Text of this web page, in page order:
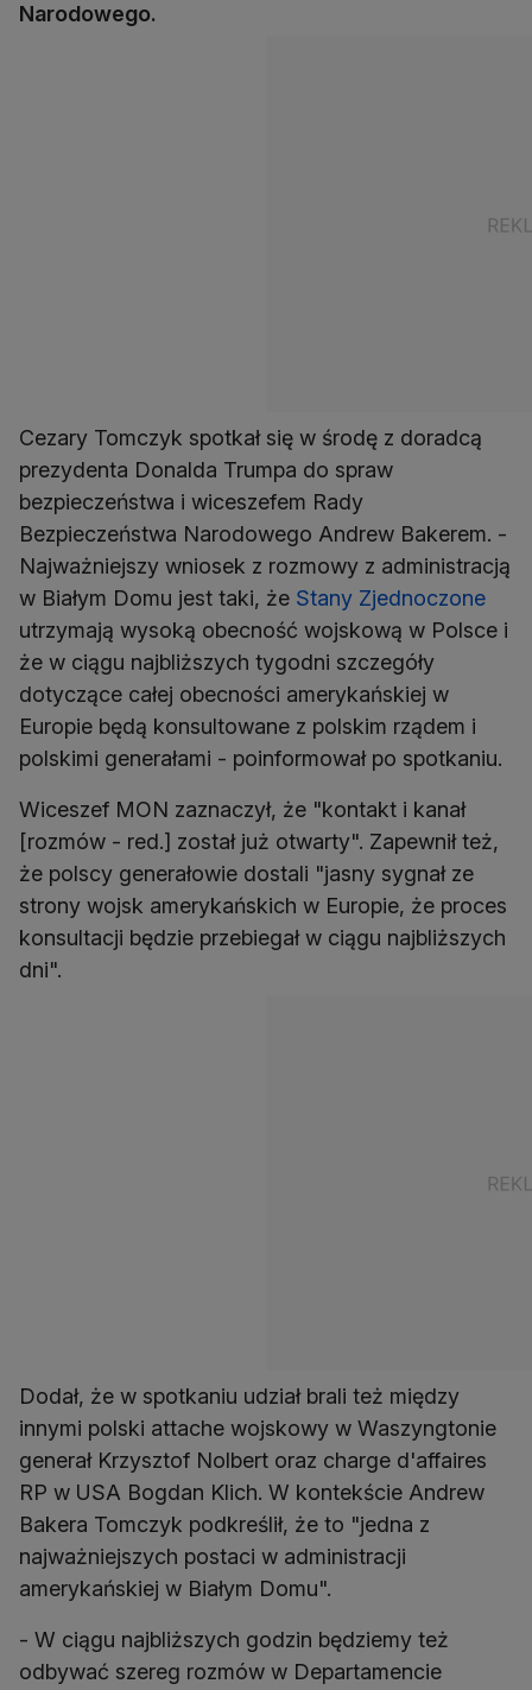
Narodowego.
Cezary Tomczyk spotkał się w środę z doradcą
prezydenta Donalda Trumpa do spraw
bezpieczeństwa i wiceszefem Rady
Bezpieczeństwa Narodowego Andrew Bakerem. -
Najważniejszy wniosek z rozmowy z administracją
w Białym Domu jest taki, że Stany Zjednoczone
utrzymają wysoką obecność wojskową w Polsce i
że w ciągu najbliższych tygodni szczegóły
dotyczące całej obecności amerykańskiej w
Europie będą konsultowane z polskim rządem i
polskimi generałami - poinformował po spotkaniu.
Wiceszef MON zaznaczył, że "kontakt i kanał
[rozmów - red.] został już otwarty". Zapewnił też,
że polscy generałowie dostali "jasny sygnał ze
strony wojsk amerykańskich w Europie, że proces
konsultacji będzie przebiegał w ciągu najbliższych
dni".
Dodał, że w spotkaniu udział brali też między
innymi polski attache wojskowy w Waszyngtonie
generał Krzysztof Nolbert oraz charge d'affaires
RP w USA Bogdan Klich. W kontekście Andrew
Bakera Tomczyk podkreślił, że to "jedna z
najważniejszych postaci w administracji
amerykańskiej w Białym Domu".
- W ciągu najbliższych godzin będziemy też
odbywać szereg rozmów w Departamencie